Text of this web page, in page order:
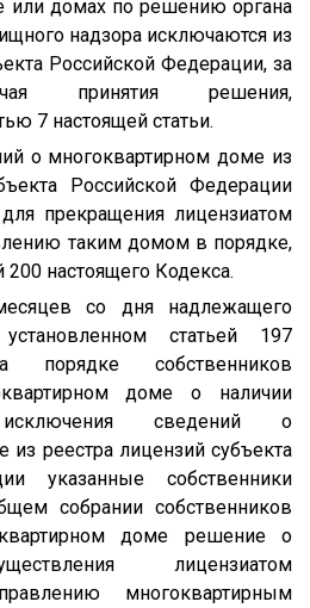
или домах по решению органа
надзора исключаются из
Российской Федерации, за
принятия решения,
7 настоящей статьи.
о многоквартирном доме из
Российской Федерации
прекращения лицензиатом
таким домом в порядке,
200 настоящего Кодекса.
со дня надлежащего
статьей 197
порядке собственников
доме о наличии
сведений о
из реестра лицензий субъекта
указанные собственники
собрании собственников
доме решение о
лицензиатом
многоквартирным